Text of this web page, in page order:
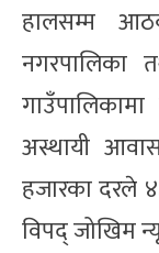
हालसम्म
नगरपालिका
अस्थायी
हजारका दरले
विपद् जोखिम